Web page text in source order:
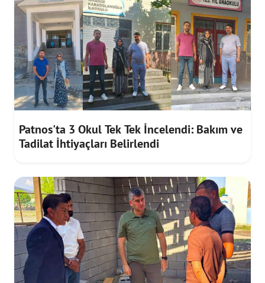
Patnos'ta 3 Okul Tek Tek İncelendi: Bakım ve
Tadilat İhtiyaçları Belirlendi